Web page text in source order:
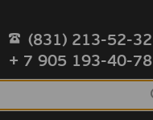
(831) 213-52-32
+ 7 905 193-40-78